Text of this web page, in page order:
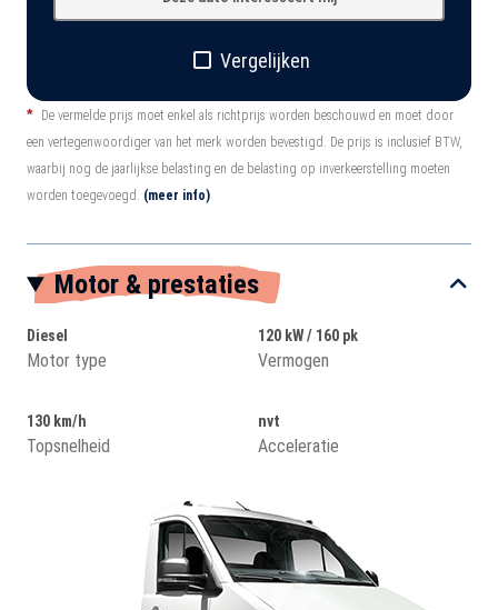
Vergelijken
*
De vermelde prijs moet enkel als richtprijs worden beschouwd en moet door
een vertegenwoordiger van het merk worden bevestigd. De prijs is inclusief BTW,
waarbij nog de jaarlijkse belasting en de belasting op inverkeerstelling moeten
worden toegevoegd. (meer info)
Motor & prestaties
Diesel
Motor type
120 kW / 160 pk
Vermogen
130 km/h
Topsnelheid
nvt
Acceleratie